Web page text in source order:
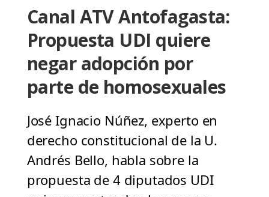
Canal ATV Antofagasta:
Propuesta UDI quiere
negar adopción por
parte de homosexuales
José Ignacio Núñez, experto en
derecho constitucional de la U.
Andrés Bello, habla sobre la
propuesta de 4 diputados UDI